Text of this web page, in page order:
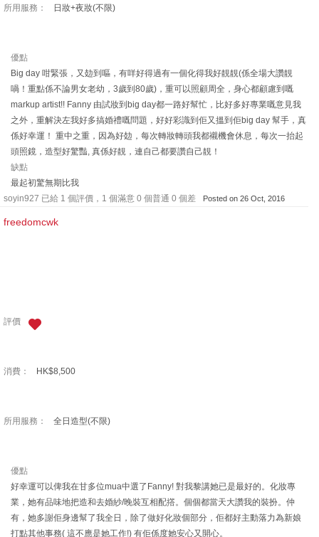
所用服務： 日妝+夜妝(不限)
優點
Big day 咁緊張，又攰到嘔，有咩好得過有一個化得我好靚靚(係全場大讚靚
喎！重點係不論男女老幼，3歲到80歲)，重可以照顧周全，身心都顧慮到嘅
markup artist!! Fanny 由試妝到big day都一路好幫忙，比好多好專業嘅意見我
之外，重解決左我好多搞婚禮嘅問題，好好彩識到佢又搵到佢big day 幫手，真
係好幸運！ 重中之重，因為好攰，每次轉妝轉頭我都襯機會休息，每次一抬起
頭照鏡，造型好驚豔, 真係好靚，連自己都要讚自己靚！
缺點
最起初驚無期比我
soyin927 已給 1 個評價，1 個滿意 0 個普通 0 個差
Posted on 26 Oct, 2016
freedomcwk
評價
消費： HK$8,500
所用服務： 全日造型(不限)
優點
好幸運可以俾我在甘多位mua中選了Fanny! 對我黎講她已是最好的。化妝專
業，她有品味地把造和去婚紗/晚裝互相配撘。個個都當天大讚我的裝扮。仲
有，她多謝佢身邊幫了我全日，除了做好化妝個部分，佢都好主動落力為新娘
打點其他事務( 這不應是她工作!) 有佢係度她安心又開心。